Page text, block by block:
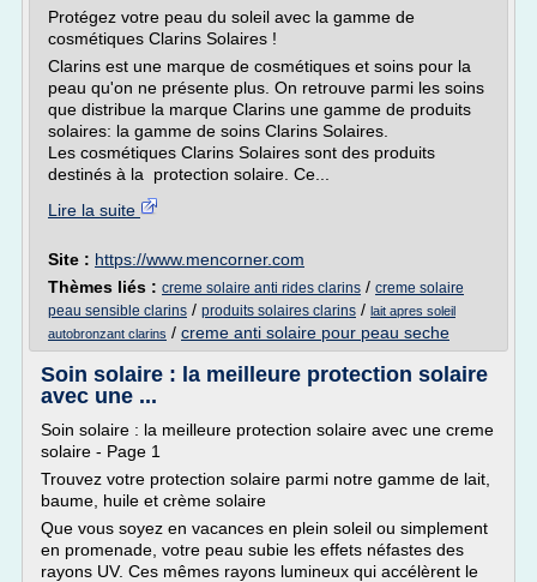
Protégez votre peau du soleil avec la gamme de
cosmétiques Clarins Solaires !
Clarins est une marque de cosmétiques et soins pour la
peau qu'on ne présente plus. On retrouve parmi les soins
que distribue la marque Clarins une gamme de produits
solaires: la gamme de soins Clarins Solaires.
Les cosmétiques Clarins Solaires sont des produits
destinés à la protection solaire. Ce...
Lire la suite
Site : https://www.mencorner.com
Thèmes liés : creme solaire anti rides clarins / creme solaire
peau sensible clarins / produits solaires clarins / lait apres soleil
autobronzant clarins / creme anti solaire pour peau seche
Soin solaire : la meilleure protection solaire
avec une ...
Soin solaire : la meilleure protection solaire avec une creme
solaire - Page 1
Trouvez votre protection solaire parmi notre gamme de lait,
baume, huile et crème solaire
Que vous soyez en vacances en plein soleil ou simplement
en promenade, votre peau subie les effets néfastes des
rayons UV. Ces mêmes rayons lumineux qui accélèrent le